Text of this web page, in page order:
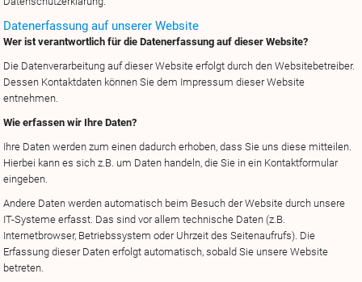
Datenerfassung auf unserer Website
Wer ist verantwortlich für die Datenerfassung auf dieser Website?
Die Datenverarbeitung auf dieser Website erfolgt durch den Websitebetreiber.
Dessen Kontaktdaten können Sie dem Impressum dieser Website
entnehmen.
Wie erfassen wir Ihre Daten?
Ihre Daten werden zum einen dadurch erhoben, dass Sie uns diese mitteilen.
Hierbei kann es sich z.B. um Daten handeln, die Sie in ein Kontaktformular
eingeben.
Andere Daten werden automatisch beim Besuch der Website durch unsere
IT-Systeme erfasst. Das sind vor allem technische Daten (z.B.
Internetbrowser, Betriebssystem oder Uhrzeit des Seitenaufrufs). Die
Erfassung dieser Daten erfolgt automatisch, sobald Sie unsere Website
betreten.